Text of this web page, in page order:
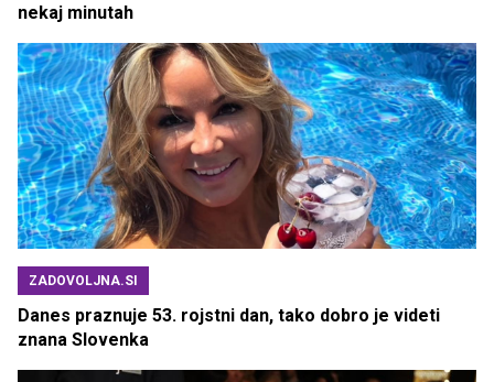
nekaj minutah
ZADOVOLJNA.SI
Danes praznuje 53. rojstni dan, tako dobro je videti
znana Slovenka